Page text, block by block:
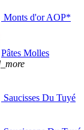
Monts d'or AOP*
Pâtes Molles
Saucisses Du Tuyé